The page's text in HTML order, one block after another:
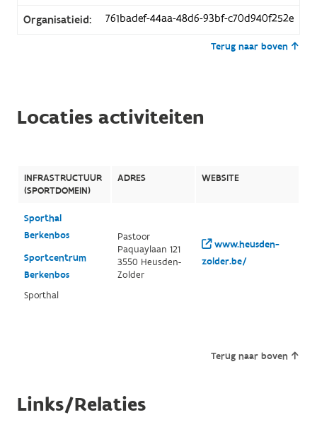
Organisatieid: 761badef-44aa-48d6-93bf-c70d940f252e
Terug naar boven
Locaties activiteiten
INFRASTRUCTUUR
(SPORTDOMEIN)
ADRES WEBSITE
Sporthal
Berkenbos
Sportcentrum
Berkenbos
Sporthal
Pastoor
Paquaylaan 121
3550 Heusden-
Zolder
www.heusden-
zolder.be/
Terug naar boven
Links/Relaties